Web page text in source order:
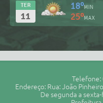
TER
11
18ºMIN
25ºMAX
Telefone:
Endereço: Rua: João
De segunda a